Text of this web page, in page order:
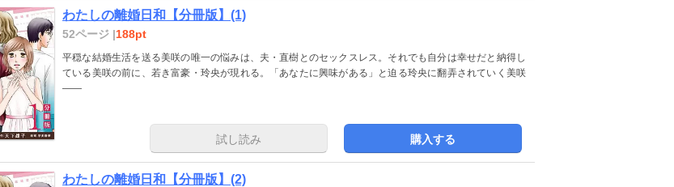
わたしの離婚日和【分冊版】(1)
52ページ |188pt
平穏な結婚生活を送る美咲の唯一の悩みは、夫・直樹とのセックスレス。それでも自分は幸せだと納得し
ている美咲の前に、若き富豪・玲央が現れる。「あなたに興味がある」と迫る玲央に翻弄されていく美咲
――
試し読み 購入する
わたしの離婚日和【分冊版】(2)